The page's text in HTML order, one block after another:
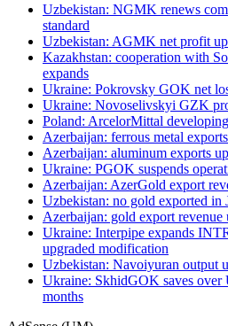
Uzbekistan: NGMK renews
standard
Uzbekistan: AGMK net profit
Kazakhstan: cooperation with
expands
Ukraine: Pokrovsky GOK net
Ukraine: Novoselivskyi GZK
Poland: ArcelorMittal
Azerbaijan: ferrous metal
Azerbaijan: aluminum exports
Ukraine: PGOK suspends
Azerbaijan: AzerGold export
Uzbekistan: no gold exported in
Azerbaijan: gold export
Ukraine: Interpipe expands
upgraded modification
Uzbekistan: Navoiyuran output
Ukraine: SkhidGOK saves
months